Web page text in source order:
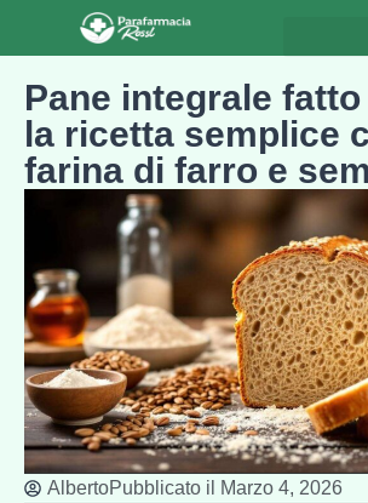
Pane integrale
la ricetta semplice
farina di farro e
AlbertoPubblicato il Marzo 4, 2026